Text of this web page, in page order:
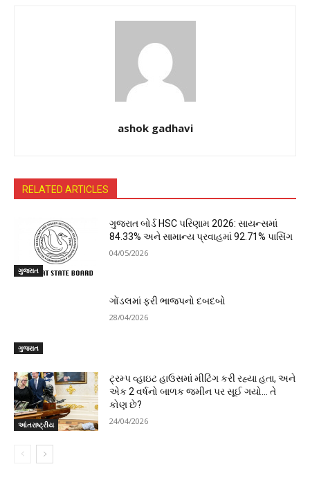
ashok gadhavi
RELATED ARTICLES
ગુજરાત
ગુજરાત બોર્ડ HSC પરિણામ 2026: સાયન્સમાં
84.33% અને સામાન્ય પ્રવાહમાં 92.71% પાસિંગ
04/05/2026
ગુજરાત
ગોંડલમાં ફરી ભાજપનો દબદબો
28/04/2026
આંતરાષ્ટ્રીય
ટ્રમ્પ વ્હાઇટ હાઉસમાં મીટિંગ કરી રહ્યા હતા, અને
એક 2 વર્ષનો બાળક જમીન પર સૂઈ ગયો… તે
કોણ છે?
24/04/2026